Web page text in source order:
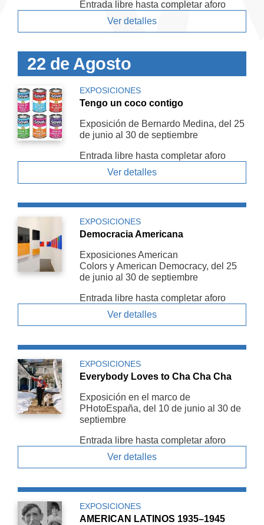
Entrada libre hasta completar aforo
Ver detalles
22 de Agosto
EXPOSICIONES
Tengo un coco contigo
Exposición de Bernardo Medina, del 25
de junio al 30 de septiembre
Entrada libre hasta completar aforo
Ver detalles
EXPOSICIONES
Democracia Americana
Exposiciones American
Colors y American De­mocracy, del 25
de junio al 30 de septiembre
Entrada libre hasta completar aforo
Ver detalles
EXPOSICIONES
Everybody Loves to Cha Cha Cha
Exposición en el marco de
PHotoEspaña, del 10 de junio al 30 de
septiembre
Entrada libre hasta completar aforo
Ver detalles
EXPOSICIONES
AMERICAN LATINOS 1935–1945